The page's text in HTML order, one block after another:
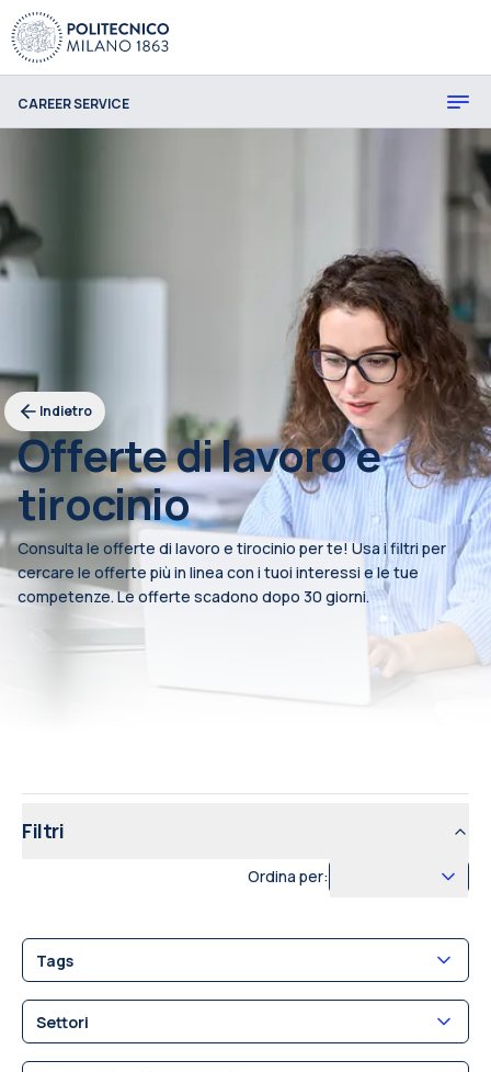
CAREER SERVICE
Indietro
Offerte di lavoro e
tirocinio
Consulta le offerte di lavoro e tirocinio per te! Usa i filtri per
cercare le offerte più in linea con i tuoi interessi e le tue
competenze. Le offerte scadono dopo 30 giorni.
Filtri
Ordina per:
Tags
Settori